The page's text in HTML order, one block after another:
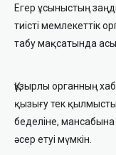
Егер ұсыныстың
тиісті мемлекеттік
табу мақсатында
Құзырлы органның
қызығу тек
беделіне,
әсер етуі мүмкін.